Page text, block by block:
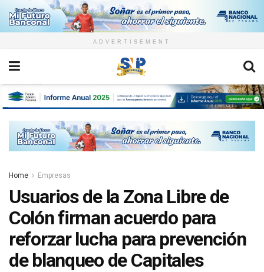
ADVERTISEMENT
Home Empresas
Usuarios de la Zona Libre de
Colón firman acuerdo para
reforzar lucha para prevención
de blanqueo de Capitales